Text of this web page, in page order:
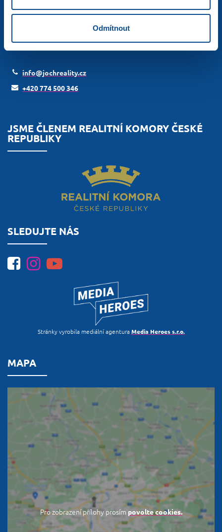
Odmítnout
JOCHreality
info@jochreality.cz
+420 774 500 346
JSME ČLENEM REALITNÍ KOMORY ČESKÉ
REPUBLIKY
SLEDUJTE NÁS
Stránky vyrobila mediální agenturaMedia Heroes s.r.o.
MAPA
Pro zobrazení přílohy prosím povolte cookies.